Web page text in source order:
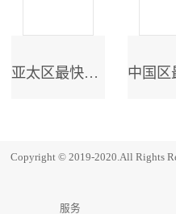
亚太区最快成长奖
Copyright © 2019-2020.All Rights
服务